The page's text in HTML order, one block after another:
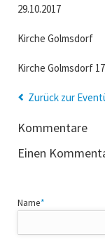
29.10.2017
Kirche Golmsdorf
Kirche Golmsdorf
Zurück zur
Kommentare
Einen
Pflichtfeld
Name*